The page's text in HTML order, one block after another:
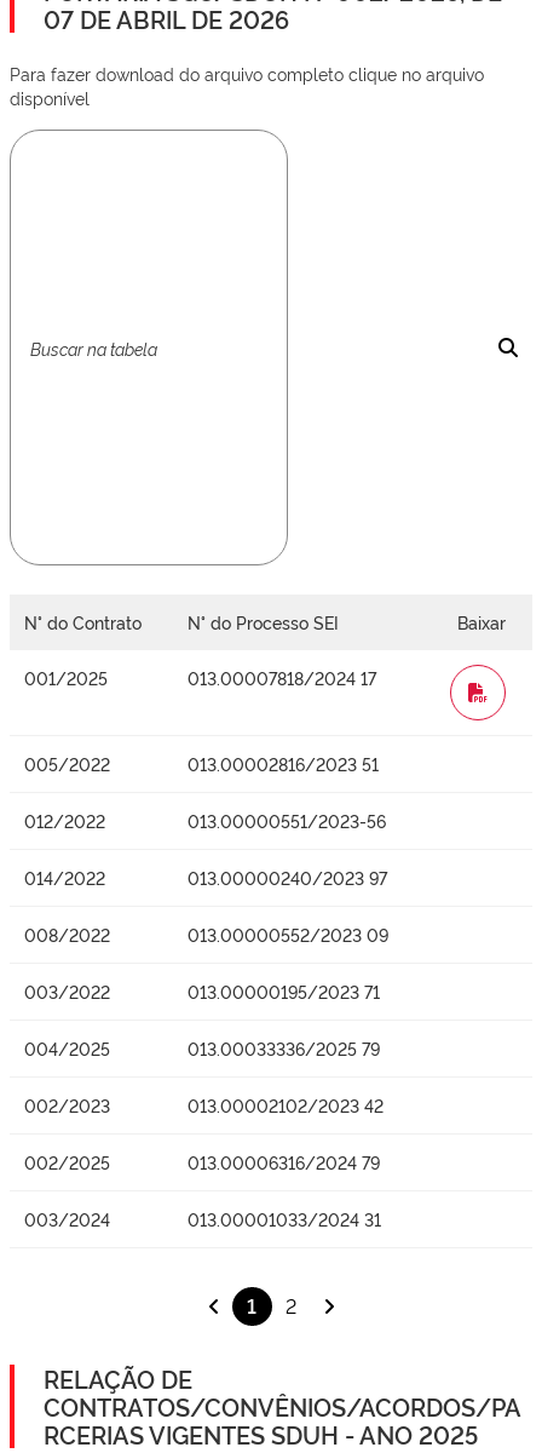
07 DE ABRIL DE 2026
Para fazer download do arquivo completo clique no arquivo
disponível
N° do Contrato N° do Processo SEI Baixar
001/2025 013.00007818/2024 17
WORD
005/2022 013.00002816/2023 51
012/2022 013.00000551/2023-56
014/2022 013.00000240/2023 97
008/2022 013.00000552/2023 09
003/2022 013.00000195/2023 71
004/2025 013.00033336/2025 79
002/2023 013.00002102/2023 42
002/2025 013.00006316/2024 79
003/2024 013.00001033/2024 31
1 2
RELAÇÃO DE
CONTRATOS/CONVÊNIOS/ACORDOS/PA
RCERIAS VIGENTES SDUH - ANO 2025